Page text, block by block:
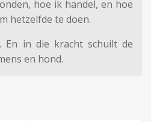
hoe ik handel, en hoe
hetzelfde te doen.
En in die kracht schuilt de
en hond.